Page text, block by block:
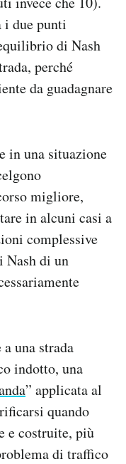
i due punti
di Nash
perché
da guadagnare
in una situazione
migliore,
in alcuni casi a
complessive
Nash di un
una strada
indotto, una
” applicata al
quando
e costruite, più
di traffico